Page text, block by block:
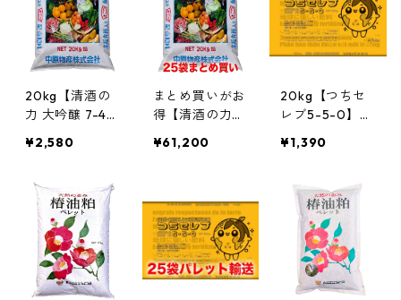
酒粕 アミノ酸
腐植酸) 美味し
い野菜づくりと
土壌改善に（2
入りハイブリッ
ド肥料
0%配合・有機
入りハイブリッ
ド肥料（20kg×
25袋）
20kg【清酒の
力 大吟醸 7-4-
粕入り有機肥料
き出す 魚粕 骨
粉配合 野菜 果
樹 花 園芸用 高
性能な元肥・追
¥2,580
まとめ買いがお
得【清酒の力
g1】発酵酒粕入
出す 魚粕 骨粉
配合 野菜 果樹
花 園芸用 高性
能な元肥・追肥
¥61,200
20kg【つちセ
レブ5-5-0】発
微生物＆腐植酸
芸用
¥1,390